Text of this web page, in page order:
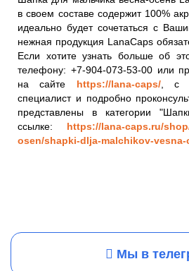
в своем составе содержит 100%
идеально будет сочетаться с
нежная продукция LanaCaps
Если хотите узнать больше об
телефону: +7-904-073-53-00 или
на сайте https://lana-caps/, с
специалист и подробно
представлены в категории
ссылке: https://lana-caps.ru/
osen/shapki-dlja-malchikov-vesna-
Мы в